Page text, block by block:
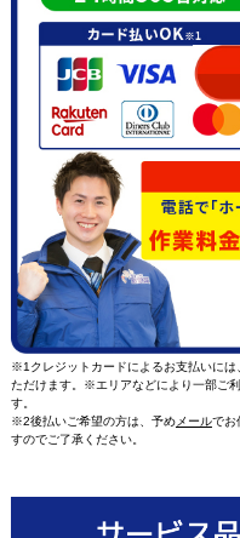
※1クレジットカードによるお支払いに
ただけます。※エリアなどにより一部ご
す。
※2後払いご希望の方は、予めメールでお
すのでご了承ください。